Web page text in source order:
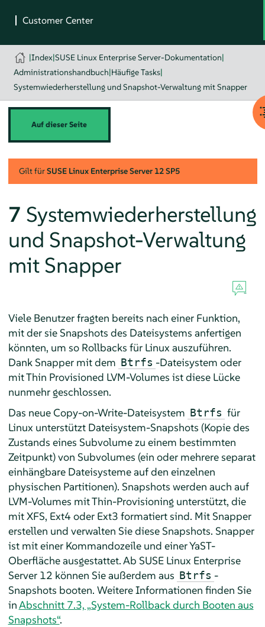
|Index|SUSE Linux Enterprise Server-Dokumentation|
Administrationshandbuch|Häufige Tasks|
Systemwiederherstellung und Snapshot-Verwaltung mit Snapper
Auf dieser Seite
Gilt fürSUSE Linux Enterprise Server 12 SP5
7 Systemwiederherstellung
und Snapshot-Verwaltung
mit Snapper
Viele Benutzer fragten bereits nach einer Funktion,
mit der sie Snapshots des Dateisystems anfertigen
könnten, um so Rollbacks für Linux auszuführen.
Dank Snapper mit dem Btrfs -Dateisystem oder
mit Thin Provisioned LVM-Volumes ist diese Lücke
nunmehr geschlossen.
Das neue Copy-on-Write-Dateisystem Btrfs für
Linux unterstützt Dateisystem-Snapshots (Kopie des
Zustands eines Subvolume zu einem bestimmten
Zeitpunkt) von Subvolumes (ein oder mehrere separat
einhängbare Dateisysteme auf den einzelnen
physischen Partitionen). Snapshots werden auch auf
LVM-Volumes mit Thin-Provisioning unterstützt, die
mit XFS, Ext4 oder Ext3 formatiert sind. Mit Snapper
erstellen und verwalten Sie diese Snapshots. Snapper
ist mit einer Kommandozeile und einer YaST-
Oberfläche ausgestattet. Ab SUSE Linux Enterprise
Server 12 können Sie außerdem aus Btrfs -
Snapshots booten. Weitere Informationen finden Sie
inAbschnitt 7.3, „System-Rollback durch Booten aus
Snapshots“.